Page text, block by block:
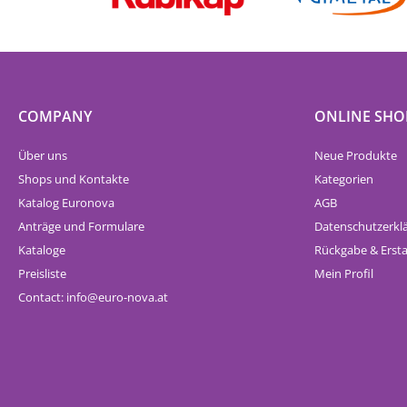
COMPANY
Über uns
Shops und Kontakte
Katalog Euronova
Anträge und Formulare
Kataloge
Preisliste
Contact: info euro-nova.at
ONLINE
Neue Produkte
Kategorien
AGB
Rückgabe &
Mein Profil